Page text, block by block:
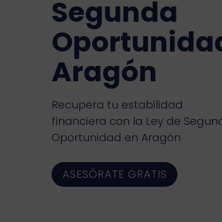
Segunda
Aragón
Recupera tu estabilidad
financiera con la Ley de
Oportunidad en Aragón
ASESÓRATE GRATIS